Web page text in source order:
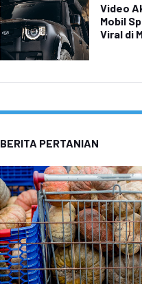
Video
Mobil
Viral di
BERITA PERTANIAN